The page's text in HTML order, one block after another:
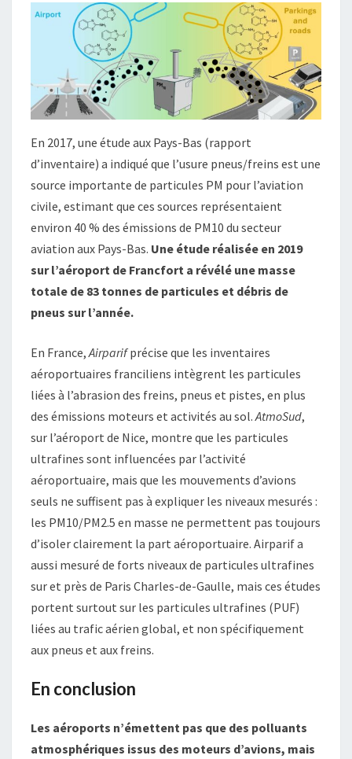
En 2017, une étude aux Pays-Bas (rapport
d’inventaire) a indiqué que l’usure pneus/freins est une
source importante de particules PM pour l’aviation
civile, estimant que ces sources représentaient
environ 40 % des émissions de PM10 du secteur
aviation aux Pays-Bas. Une étude réalisée en 2019
sur l’aéroport de Francfort a révélé une masse
totale de 83 tonnes de particules et débris de
pneus sur l’année.
En France,Airparifprécise que les inventaires
aéroportuaires franciliens intègrent les particules
liées à l’abrasion des freins, pneus et pistes, en plus
des émissions moteurs et activités au sol.AtmoSud,
sur l’aéroport de Nice, montre que les particules
ultrafines sont influencées par l’activité
aéroportuaire, mais que les mouvements d’avions
seuls ne suffisent pas à expliquer les niveaux mesurés :
les PM10/PM2.5 en masse ne permettent pas toujours
d’isoler clairement la part aéroportuaire. Airparif a
aussi mesuré de forts niveaux de particules ultrafines
sur et près de Paris Charles-de-Gaulle, mais ces études
portent surtout sur les particules ultrafines (PUF)
liées au trafic aérien global, et non spécifiquement
aux pneus et aux freins.
En conclusion
Les aéroports n’émettent pas que des polluants
atmosphériques issus des moteurs d’avions, mais